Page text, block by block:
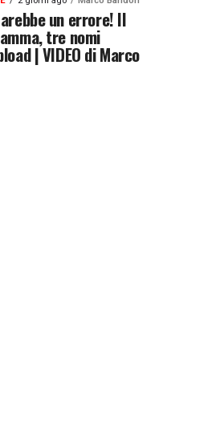
un errore! Il
tre nomi
| VIDEO di Marco